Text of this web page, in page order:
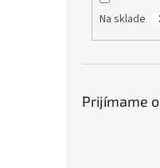
Na sklade
Prijímame